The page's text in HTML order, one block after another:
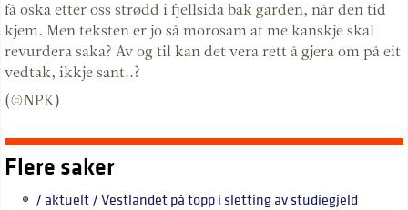
få oska etter oss strødd i fjellsida bak garden, når den tid
kjem. Men teksten er jo så morosam at me kanskje skal
revurdera saka? Av og til kan det vera rett å gjera om på eit
vedtak, ikkje sant..?
(©NPK)
Flere saker
/ aktuelt / Vestlandet på topp i sletting av studiegjeld